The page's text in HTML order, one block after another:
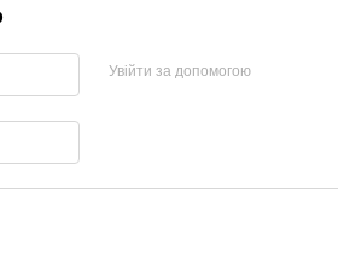
Увійти за допомогою